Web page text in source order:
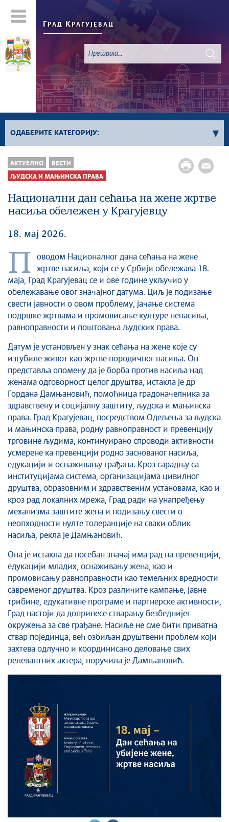
Г РАД К РАГУЈЕВАЦ
ОДАБЕРИТЕ КАТЕГОРИЈУ:
Све вести
Актуелно
Генерално
Култура
Социјална заштита
Спорт
Седнице Градског већа
Седнице Скупштине
Туризам
Крагујевац - Град у парку
Екологија
Млади у локалној самоуправи
НВО
Међународна сарадња
Позив за медије
Избори
Октобарске свечаности
Образовање
Савет за координацију послова безбедности
саобраћаја
Људска и мањинска права
АКТУЕЛНО ВЕСТИ
ЉУДСКА И МАЊИНСКА ПРАВА
Национални дан сећања на жене жртве
насиља обележен у Крагујевцу
18. мај 2026.
П
оводом Националног дана сећања на жене
жртве насиља, који се у Србији обележава 18.
маја, Град Крагујевац се и ове године укључио у
обележавање овог значајног датума. Циљ је подизање
свести јавности о овом проблему, јачање система
подршке жртвама и промовисање културе ненасиља,
равноправности и поштовања људских права.
Датум је установљен у знак сећања на жене које су
изгубиле живот као жртве породичног насиља. Он
представља опомену да је борба против насиља над
женама одговорност целог друштва, истакла је др
Гордана Дамњановић, помоћница градоначелника за
здравствену и социјалну заштиту, људска и мањинска
права. Град Крагујевац, посредством Одељења за људска
и мањинска права, родну равноправност и превенцију
трговине људима, континуирано спроводи активности
усмерене ка превенцији родно заснованог насиља,
едукацији и оснаживању грађана. Кроз сарадњу са
институцијама система, организацијама цивилног
друштва, образовним и здравственим установама, као и
кроз рад локалних мрежа, Град ради на унапређењу
механизма заштите жена и подизању свести о
неопходности нулте толеранције на сваки облик
насиља, рекла је Дамњановић.
Она је истакла да посебан значај има рад на превенцији,
едукацији младих, оснаживању жена, као и
промовисању равноправности као темељних вредности
савременог друштва. Кроз различите кампање, јавне
трибине, едукативне програме и партнерске активности,
Град настоји да допринесе стварању безбеднијег
окружења за све грађане. Насиље не сме бити приватна
ствар појединца, већ озбиљан друштвени проблем који
захтева одлучно и координисано деловање свих
релевантних актера, поручила је Дамњановић.